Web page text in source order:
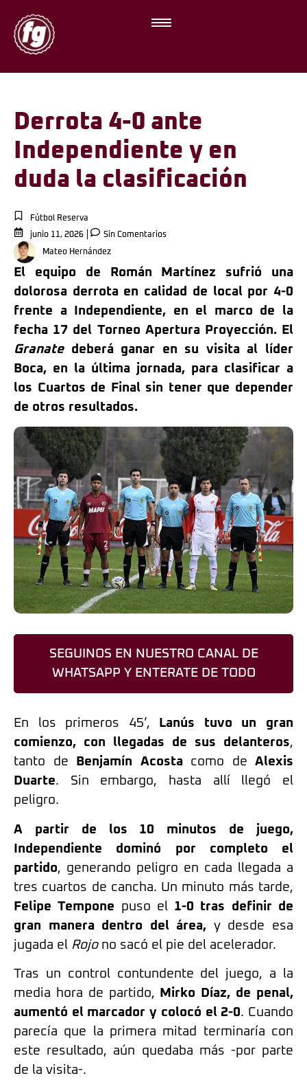
Derrota 4-0 ante
Independiente y en
duda la clasificación
Fútbol Reserva
junio 11, 2026
Sin Comentarios
Mateo Hernández
El equipo de Román Martínez sufrió una
dolorosa derrota en calidad de local por 4-0
frente a Independiente, en el marco de la
fecha 17 del Torneo Apertura Proyección. El
Granatedeberá ganar en su visita al líder
Boca, en la última jornada, para clasificar a
los Cuartos de Final sin tener que depender
de otros resultados.
SEGUINOS EN NUESTRO CANAL DE
WHATSAPP Y ENTERATE DE TODO
En los primeros 45’, Lanús
tuvo un gran
comienzo, con llegadas de sus delanteros,
tanto de
Benjamín Acostacomo de Alexis
Duarte. Sin embargo, hasta allí llegó el
peligro.
A partir de los 10 minutos de juego,
Independiente dominó por completo el
partido, generando peligro en cada llegada a
tres cuartos de cancha. Un minuto más tarde,
Felipe Tempone puso el1-0 tras definir de
gran manera dentro del área, y desde esa
jugada el Rojono sacó el pie del acelerador.
Tras un control contundente del juego, a la
media hora de partido, Mirko Díaz, de penal,
aumentó el marcador y colocó el 2-0. Cuando
parecía que la primera mitad terminaría con
este resultado, aún quedaba más -por parte
de la visita-.